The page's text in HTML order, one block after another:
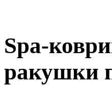
Spa-
ракушки